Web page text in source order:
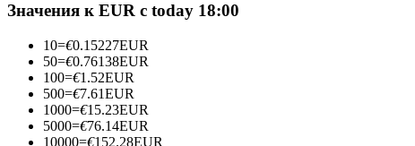
Копирование торговли
Значения к EUR с today 18:00
10=€0.15227EUR
50=€0.76138EUR
100=€1.52EUR
500=€7.61EUR
1000=€15.23EUR
5000=€76.14EUR
10000=€152.28EUR